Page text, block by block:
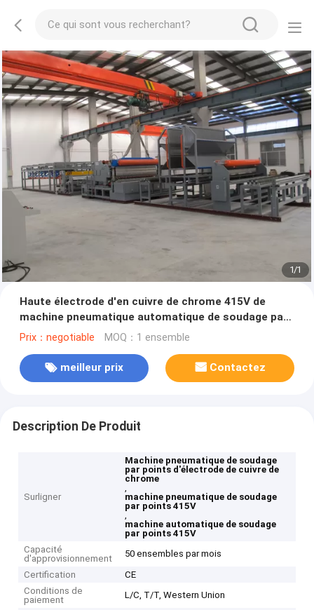
1/1
Haute électrode d'en cuivre de chrome 415V de
machine pneumatique automatique de soudage par
points
Prix：negotiable MOQ：1 ensemble
meilleur prix Contactez
Description De Produit
Surligner
Machine pneumatique de soudage
par points d'électrode de cuivre de
chrome
,
machine pneumatique de soudage
par points 415V
,
machine automatique de soudage
par points 415V
Capacité
d'approvisionnement
50 ensembles par mois
Certification
CE
Conditions de
paiement
L/C, T/T, Western Union